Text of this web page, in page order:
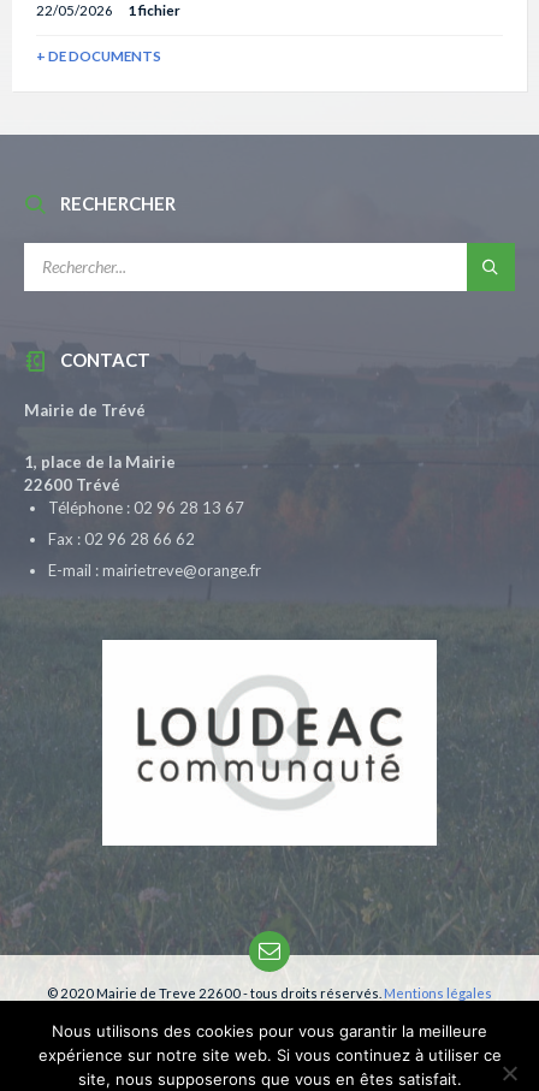
22/05/2026 1 fichier
+ DE DOCUMENTS
RECHERCHER
CONTACT
Mairie de Trévé
1, place de la Mairie
22600 Trévé
Téléphone : 02 96 28 13 67
Fax : 02 96 28 66 62
E-mail : mairietreve@orange.fr
Email
© 2020 Mairie de Treve 22600 - tous droits réservés. Mentions légales
Nous utilisons des cookies pour vous garantir la meilleure
expérience sur notre site web. Si vous continuez à utiliser ce
site, nous supposerons que vous en êtes satisfait.